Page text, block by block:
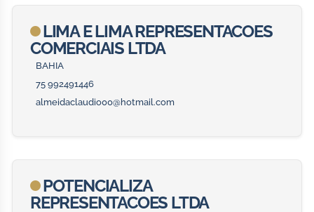
LIMA E LIMA REPRESENTACOES
COMERCIAIS LTDA
BAHIA
75 992491446
almeidaclaudio00@hotmail.com
POTENCIALIZA
REPRESENTACOES LTDA